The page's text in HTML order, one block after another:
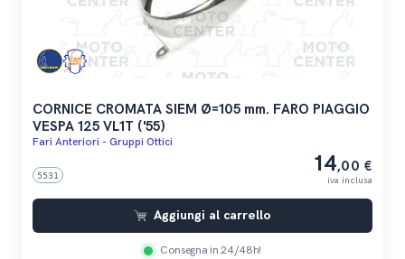
CORNICE CROMATA SIEM Ø=105 mm. FARO PIAGGIO
VESPA 125 VL1T ('55)
Fari Anteriori - Gruppi Ottici
5531 14,00 €
iva inclusa
Aggiungi al carrello
Consegna in 24/48h!